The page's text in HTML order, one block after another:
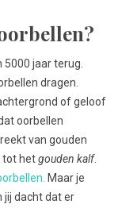
jaar terug.
dragen.
of geloof
oorbellen
van gouden
tot hetgouden kalf.
Maar je
jij dacht dat er